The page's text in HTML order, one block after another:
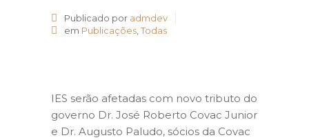
Publicado por admdev
em Publicações Todas
IES serão afetadas com novo tributo do
governo Dr. José Roberto Covac Junior
e Dr. Augusto Paludo, sócios da Covac